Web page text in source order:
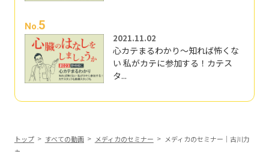
No.5
2021.11.02
心カテまるわかり～知れば怖くな
い 私がカテに参加する！カテス
タ...
トップ すべての動画 メディカのセミナー
メディカのセミナー｜古川力